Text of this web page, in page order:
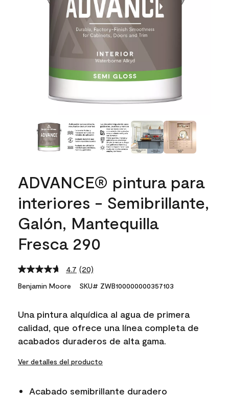
ADVANCE® pintura para
interiores - Semibrillante,
Galón, Mantequilla
Fresca 290
4.7 Read
20
Reviews.
link.
(20)
Benjamin Moore SKU# ZWB100000000357103
Una pintura alquídica al agua de primera
calidad, que ofrece una línea completa de
acabados duraderos de alta gama.
Ver detalles del producto
Acabado semibrillante duradero